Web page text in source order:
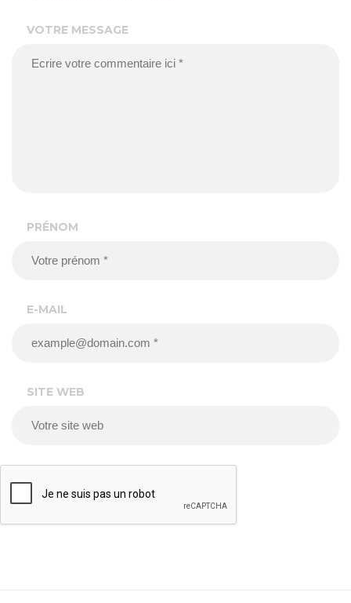
VOTRE MESSAGE
PRÉNOM
E-MAIL
SITE WEB